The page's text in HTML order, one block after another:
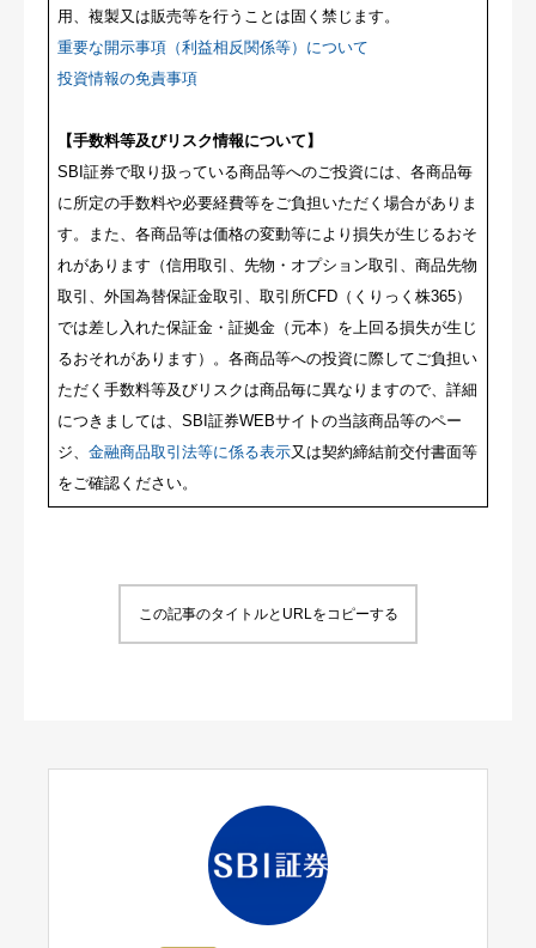
用、複製又は販売等を行うことは固く禁じます。
重要な開示事項（利益相反関係等）について
投資情報の免責事項
【手数料等及びリスク情報について】
SBI証券で取り扱っている商品等へのご投資には、各商品毎
に所定の手数料や必要経費等をご負担いただく場合がありま
す。また、各商品等は価格の変動等により損失が生じるおそ
れがあります（信用取引、先物・オプション取引、商品先物
取引、外国為替保証金取引、取引所CFD（くりっく株365）
では差し入れた保証金・証拠金（元本）を上回る損失が生じ
るおそれがあります）。各商品等への投資に際してご負担い
ただく手数料等及びリスクは商品毎に異なりますので、詳細
につきましては、SBI証券WEBサイトの当該商品等のペー
ジ、 金融商品取引法等に係る表示又は契約締結前交付書面等
をご確認ください。
この記事のタイトルとURLをコピーする